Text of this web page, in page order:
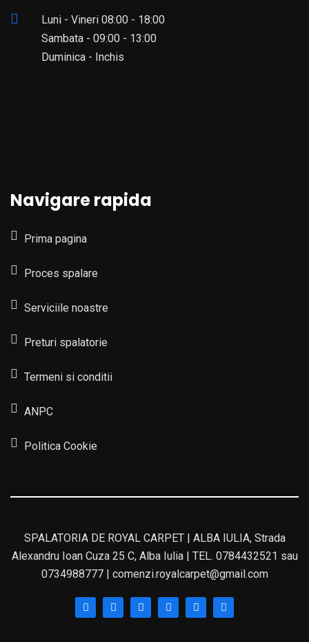
Luni - Vineri 08:00 - 18:00
Sambata - 09:00 - 13:00
Duminica - Inchis
Navigare rapida
Prima pagina
Proces spalare
Serviciile noastre
Preturi spalatorie
Termeni si conditii
ANPC
Politica Cookie
SPALATORIA DE ROYAL CARPET | ALBA IULIA, Strada
Alexandru Ioan Cuza 25 C, Alba Iulia | TEL. 0784432521 sau
0734988777 | comenzi.royalcarpet@gmail.com